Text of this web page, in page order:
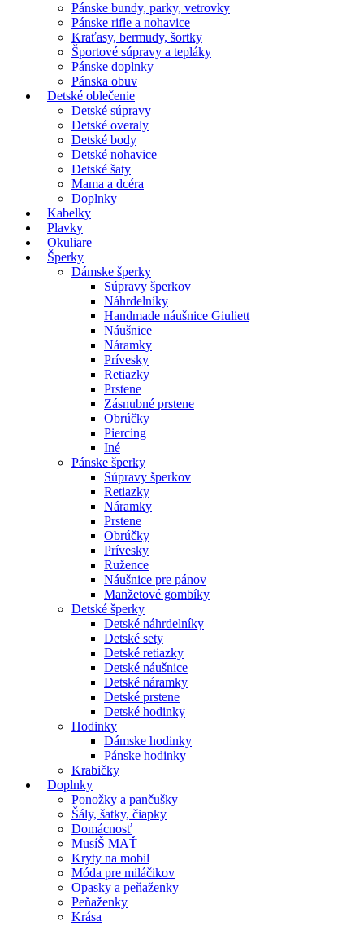
Pánske bundy, parky, vetrovky
Pánske rifle a nohavice
Kraťasy, bermudy, šortky
Športové súpravy a tepláky
Pánske doplnky
Pánska obuv
Detské oblečenie
Detské súpravy
Detské overaly
Detské body
Detské nohavice
Detské šaty
Mama a dcéra
Doplnky
Kabelky
Plavky
Okuliare
Šperky
Dámske šperky
Súpravy šperkov
Náhrdelníky
Handmade náušnice Giuliett
Náušnice
Náramky
Prívesky
Retiazky
Prstene
Zásnubné prstene
Obrúčky
Piercing
Iné
Pánske šperky
Súpravy šperkov
Retiazky
Náramky
Prstene
Obrúčky
Prívesky
Ružence
Náušnice pre pánov
Manžetové gombíky
Detské šperky
Detské náhrdelníky
Detské sety
Detské retiazky
Detské náušnice
Detské náramky
Detské prstene
Detské hodinky
Hodinky
Dámske hodinky
Pánske hodinky
Krabičky
Doplnky
Ponožky a pančušky
Šály, šatky, čiapky
Domácnosť
MusíŠ MAŤ
Kryty na mobil
Móda pre miláčikov
Opasky a peňaženky
Peňaženky
Krása